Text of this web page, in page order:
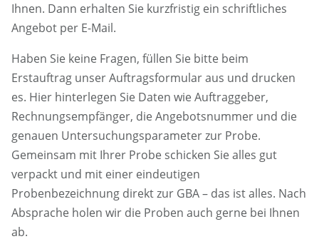
Ihnen. Dann erhalten Sie kurzfristig ein schriftliches
Angebot per E-Mail.
Haben Sie keine Fragen, füllen Sie bitte beim
Erstauftrag unser Auftragsformular aus und drucken
es. Hier hinterlegen Sie Daten wie Auftraggeber,
Rechnungsempfänger, die Angebotsnummer und die
genauen Untersuchungsparameter zur Probe.
Gemeinsam mit Ihrer Probe schicken Sie alles gut
verpackt und mit einer eindeutigen
Probenbezeichnung direkt zur GBA – das ist alles. Nach
Absprache holen wir die Proben auch gerne bei Ihnen
ab.